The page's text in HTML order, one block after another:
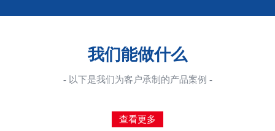
我们能做什么
- 以下是我们为客户承制的产品案例 -
查看更多